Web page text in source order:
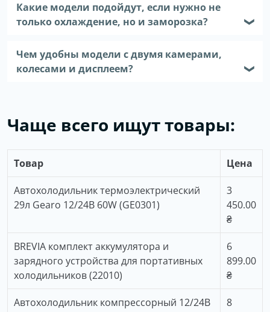
Какие модели подойдут, если нужно не
только охлаждение, но и заморозка?
❯
Чем удобны модели с двумя камерами,
колесами и дисплеем?
❯
Чаще всего ищут товары:
Товар Цена
Автохолодильник термоэлектрический
29л Gearo 12/24В 60W (GE0301)
3
450.00
₴
BREVIA комплект аккумулятора и
зарядного устройства для портативных
холодильников (22010)
6
899.00
₴
Автохолодильник компрессорный 12/24В
8